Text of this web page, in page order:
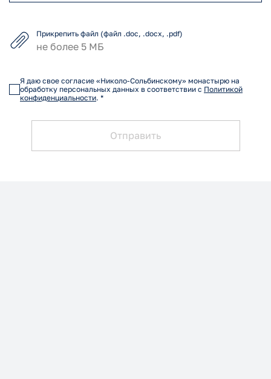
Прикрепить файл (файл .doc, .docx, .pdf)
не более 5 МБ
Я даю свое согласие «Николо-Сольбинскому» монастырю на
обработку персональных данных в соответствии с Политикой
конфиденциальности. *
Отправить